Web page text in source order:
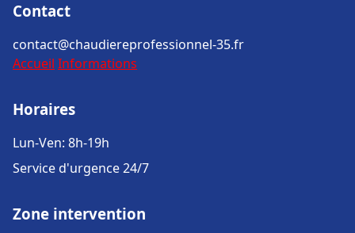
Contact
contact@chaudiereprofessionnel-35.fr
Accueil Informations
Horaires
Lun-Ven: 8h-19h
Service d'urgence 24/7
Zone intervention